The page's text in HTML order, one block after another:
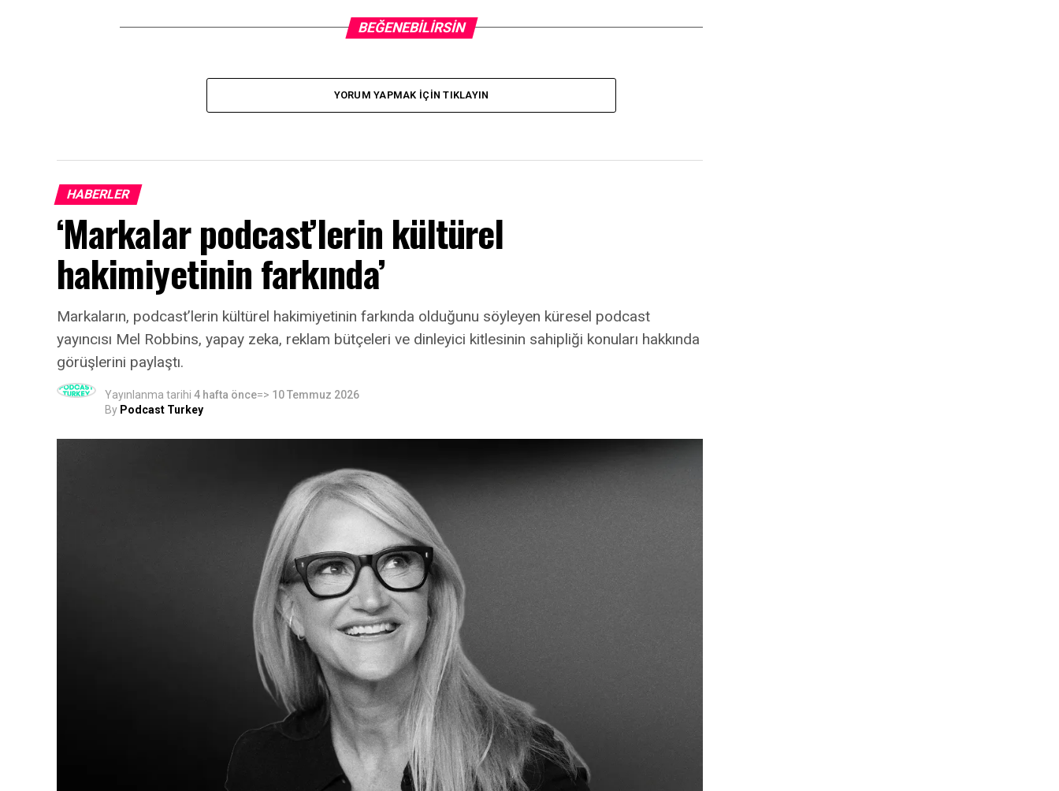
BEĞENEBILIRSIN
YORUM YAPMAK IÇIN TIKLAYIN
HABERLER
‘Markalar podcast’lerin kültürel
hakimiyetinin farkında’
Markaların, podcast’lerin kültürel hakimiyetinin farkında olduğunu söyleyen küresel podcast
yayıncısı Mel Robbins, yapay zeka, reklam bütçeleri ve dinleyici kitlesinin sahipliği konuları hakkında
görüşlerini paylaştı.
Yayınlanma tarihi 4 hafta önce=> 10 Temmuz 2026
By Podcast Turkey